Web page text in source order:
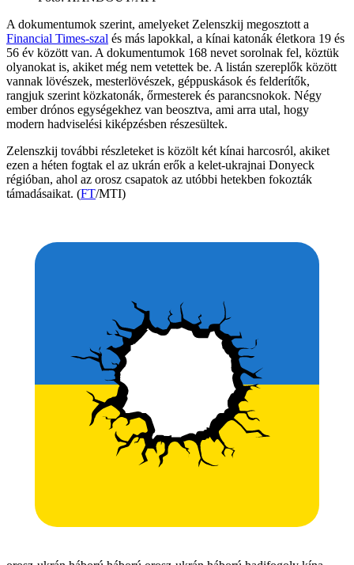
A dokumentumok szerint, amelyeket Zelenszkij megosztott a
Financial Times-szal és más lapokkal, a kínai katonák életkora 19 és
56 év között van. A dokumentumok 168 nevet sorolnak fel, köztük
olyanokat is, akiket még nem vetettek be. A listán szereplők között
vannak lövészek, mesterlövészek, géppuskások és felderítők,
rangjuk szerint közkatonák, őrmesterek és parancsnokok. Négy
ember drónos egységekhez van beosztva, ami arra utal, hogy
modern hadviselési kiképzésben részesültek.
Zelenszkij további részleteket is közölt két kínai harcosról, akiket
ezen a héten fogtak el az ukrán erők a kelet-ukrajnai Donyeck
régióban, ahol az orosz csapatok az utóbbi hetekben fokozták
támadásaikat. (FT/MTI)